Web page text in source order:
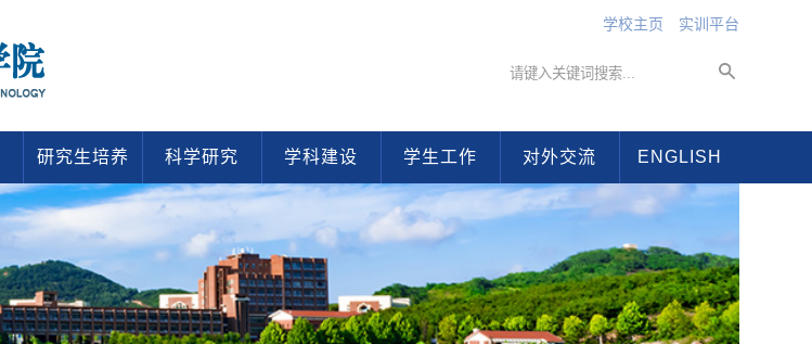
学校主页 实训平台
研究生培养 科学研究 学科建设 学生工作 对外交流 ENGLISH